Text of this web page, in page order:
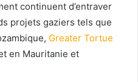
continuent d’entraver
projets gaziers tels que
Greater Tortue
en Mauritanie et